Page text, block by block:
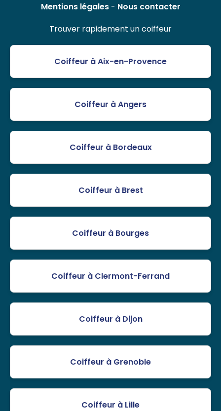
Mentions légales- Nous contacter
Trouver rapidement un coiffeur
Coiffeur à Aix-en-Provence
Coiffeur à Angers
Coiffeur à Bordeaux
Coiffeur à Brest
Coiffeur à Bourges
Coiffeur à Clermont-Ferrand
Coiffeur à Dijon
Coiffeur à Grenoble
Coiffeur à Lille